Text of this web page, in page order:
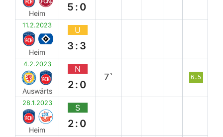
Heim
5:0
11.2.2023
Heim
U
3:3
4.2.2023
Auswärts
N
2:0
7` 6.5
28.1.2023
Heim
S
2:0